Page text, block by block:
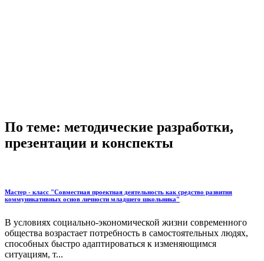
По теме: методические разработки,
презентации и конспекты
Мастер - класс "Совместная проектная деятельность как средство развития
коммуникативных основ личности младшего школьника"
В условиях социально-экономической жизни современного
общества возрастает потребность в самостоятельных людях,
способных быстро адаптироваться к изменяющимся
ситуациям, т...